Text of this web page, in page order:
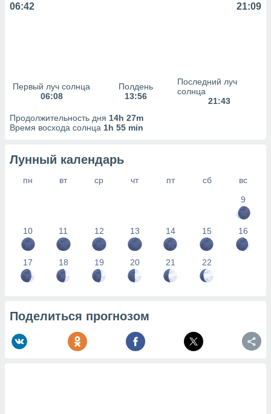
06:42 21:09
Первый луч солнца
06:08
Полдень
13:56
Последний луч
солнца
21:43
Продолжительность дня 14h 27m
Время восхода солнца 1h 55 min
Лунный календарь
пн вт ср чт пт сб
вс
9
10 11 12 13 14 15 16
17 18 19 20 21 22
Поделиться прогнозом